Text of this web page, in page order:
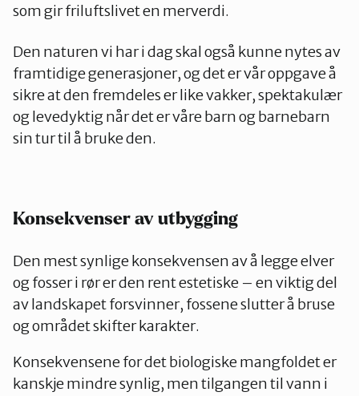
som gir friluftslivet en merverdi.
Den naturen vi har i dag skal også kunne nytes av
framtidige generasjoner, og det er vår oppgave å
sikre at den fremdeles er like vakker, spektakulær
og levedyktig når det er våre barn og barnebarn
sin tur til å bruke den.
Konsekvenser av utbygging
Den mest synlige konsekvensen av å legge elver
og fosser i rør er den rent estetiske – en viktig del
av landskapet forsvinner, fossene slutter å bruse
og området skifter karakter.
Konsekvensene for det biologiske mangfoldet er
kanskje mindre synlig, men tilgangen til vann i